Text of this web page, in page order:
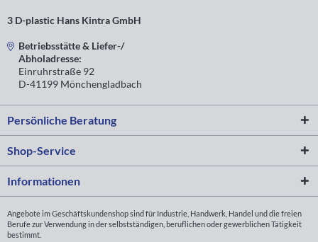
3 D-plastic Hans Kintra GmbH
Betriebsstätte & Liefer-/
Abholadresse:
Einruhrstraße 92
D-41199 Mönchengladbach
Persönliche Beratung
Shop-Service
Informationen
Angebote im Geschäftskundenshop sind für Industrie, Handwerk, Handel und die freien
Berufe zur Verwendung in der selbstständigen, beruflichen oder gewerblichen Tätigkeit
bestimmt.